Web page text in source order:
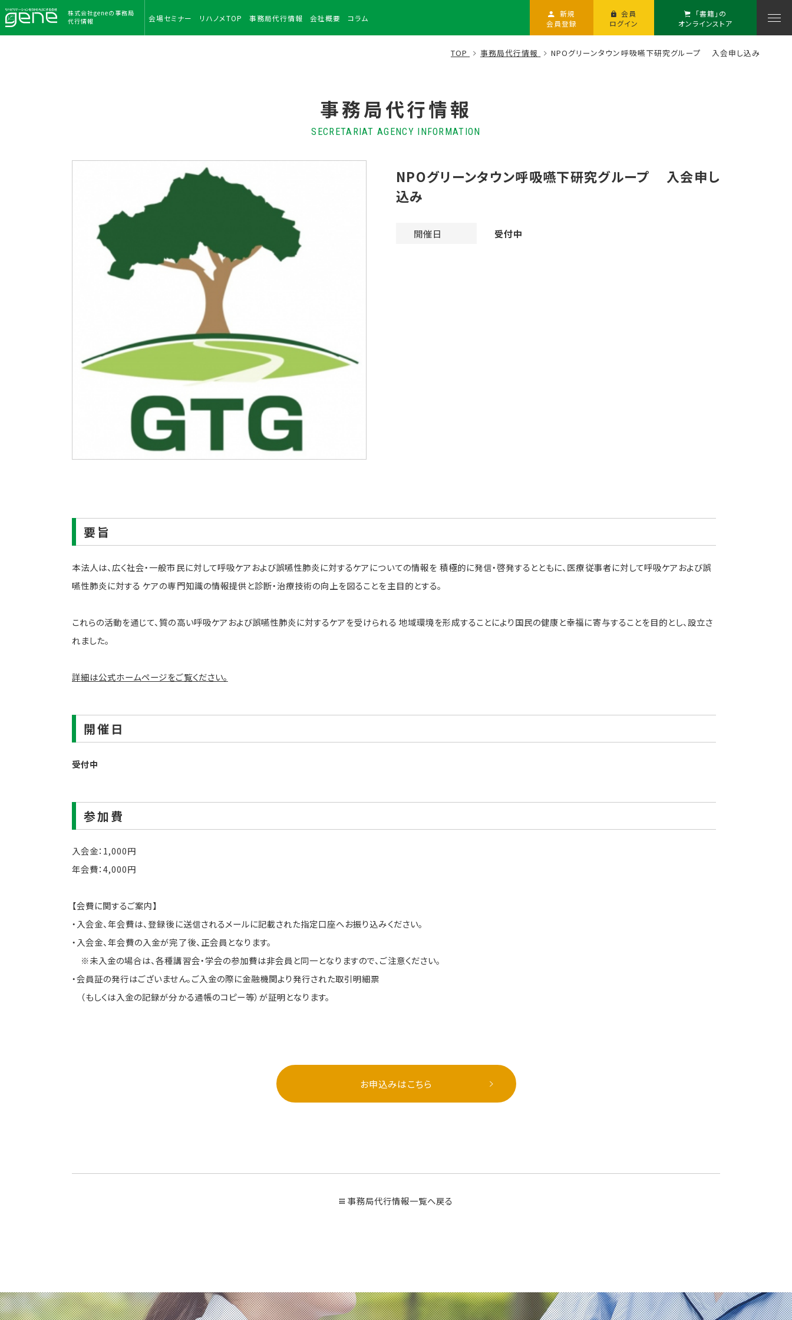
株式会社geneの事務局
代行情報
会場セミナー リハノメTOP 事務局代行情報 会社概要 コラム
新規
会員登録
会員
ログイン
「書籍」の
オンラインストア
TOP 事務局代行情報 NPOグリーンタウン呼吸嚥下研究グループ 入会申し込み
事務局代行情報
SECRETARIAT AGENCY INFORMATION
NPOグリーンタウン呼吸嚥下研究グループ 入会申し
込み
開催日 受付中
要旨
本法人は、広く社会・一般市民に対して呼吸ケアおよび誤嚥性肺炎に対するケアについての情報を 積極的に発信・啓発するとともに、医療従事者に対して呼吸ケアおよび誤
嚥性肺炎に対する ケアの専門知識の情報提供と診断・治療技術の向上を図ることを主目的とする。
これらの活動を通じて、質の高い呼吸ケアおよび誤嚥性肺炎に対するケアを受けられる 地域環境を形成することにより国民の健康と幸福に寄与することを目的とし、設立さ
れました。
詳細は公式ホームページをご覧ください。
開催日
受付中
参加費
入会金：1,000円
年会費：4,000円
【会費に関するご案内】
・入会金、年会費は、登録後に送信されるメールに記載された指定口座へお振り込みください。
・入会金、年会費の入金が完了後、正会員となります。
※未入金の場合は、各種講習会・学会の参加費は非会員と同一となりますので、ご注意ください。
・会員証の発行はございません。ご入金の際に金融機関より発行された取引明細票
（もしくは入金の記録が分かる通帳のコピー等）が証明となります。
お申込みはこちら
事務局代行情報一覧へ戻る